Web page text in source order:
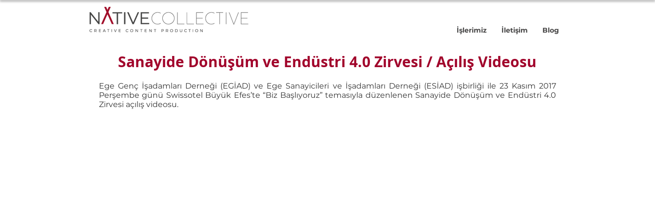
İşlerimiz İletişim Blog
Sanayide Dönüşüm ve Endüstri 4.0 Zirvesi / Açılış Videosu
Ege Genç İşadamları Derneği (EGİAD) ve Ege Sanayicileri ve İşadamları Derneği (ESİAD) işbirliği ile 23 Kasım 2017
Perşembe günü Swissotel Büyük Efes’te “Biz Başlıyoruz” temasıyla düzenlenen Sanayide Dönüşüm ve Endüstri 4.0
Zirvesi açılış videosu.